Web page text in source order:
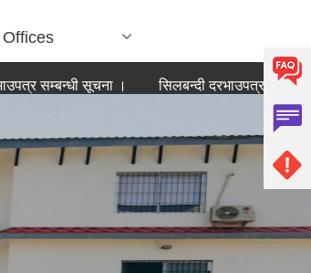
Offices
सूचना । सिलबन्दी दरभाउपत्र सम्बन्धी सूचना ।